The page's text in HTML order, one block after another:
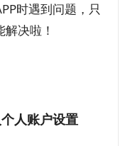
时遇到问题，只
决啦！
人账户设置